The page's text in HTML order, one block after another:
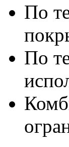
По
По